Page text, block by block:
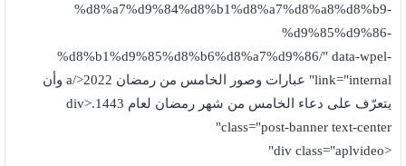
%d8%a7%d9%84%d8%b1%d8%a7%d8%a8%d8%b9-
%d9%85%d9%86-
%d8%b1%d9%85%d8%b6%d8%a7%d9%86/" data-wpel-
link="internal" عبارات وصور الخامس من رمضان 2022</a وأن
يتعرّف على دعاء الخامس من شهر رمضان لعام 1443.<div
class="post-banner text-center"
<div class="aplvideo"